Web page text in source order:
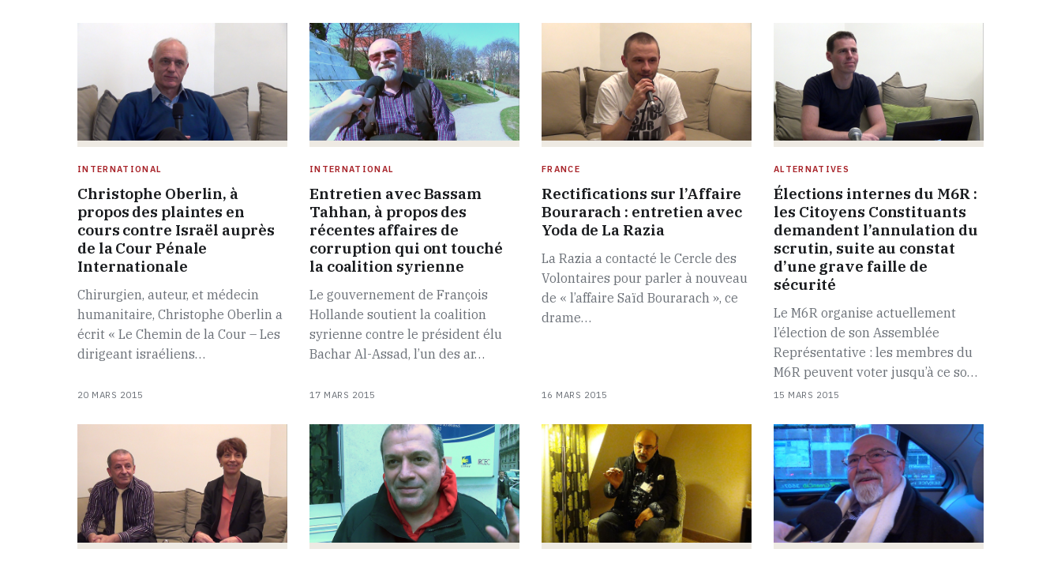
INTERNATIONAL
Christophe Oberlin, à
propos des plaintes en
cours contre Israël auprès
de la Cour Pénale
Internationale
Chirurgien, auteur, et médecin
humanitaire, Christophe Oberlin a
écrit « Le Chemin de la Cour – Les
dirigeant israéliens…
20 MARS 2015
INTERNATIONAL
Entretien avec Bassam
Tahhan, à propos des
récentes affaires de
corruption qui ont touché
la coalition syrienne
Le gouvernement de François
Hollande soutient la coalition
syrienne contre le président élu
Bachar Al-Assad, l’un des ar…
17 MARS 2015
FRANCE
Rectifications sur l’Affaire
Bourarach : entretien avec
Yoda de La Razia
La Razia a contacté le Cercle des
Volontaires pour parler à nouveau
de « l’affaire Saïd Bourarach », ce
drame…
16 MARS 2015
ALTERNATIVES
Élections internes du M6R :
les Citoyens Constituants
demandent l’annulation du
scrutin, suite au constat
d’une grave faille de
sécurité
Le M6R organise actuellement
l’élection de son Assemblée
Représentative : les membres du
M6R peuvent voter jusqu’à ce so…
15 MARS 2015